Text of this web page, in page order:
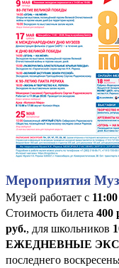
Мероприятия
Музей работает с
Стоимость билета 400
руб., для школьников
ЕЖЕДНЕВНЫЕ
последнего